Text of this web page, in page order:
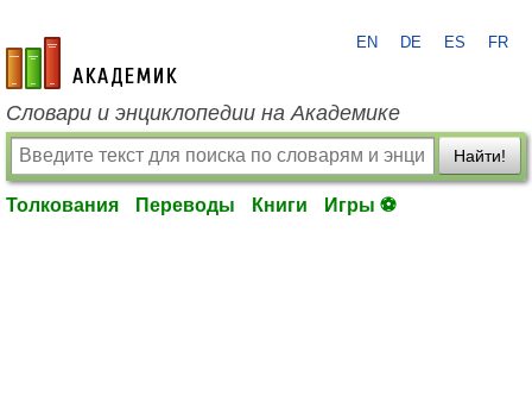
academic.ru
EN DE ES FR
Словари и энциклопедии на Академике
Найти!
Толкования Переводы Книги Игры ⚽